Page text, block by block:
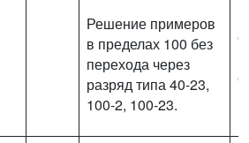
Решение примеров
в пределах 100 без
перехода через
разряд типа 40-23,
100-2, 100-23.